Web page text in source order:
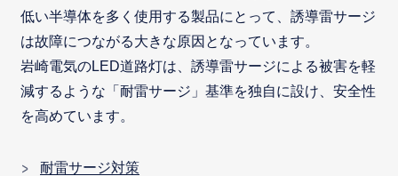
低い半導体を多く使用する製品にとって、誘導雷サージ
は故障につながる大きな原因となっています。
岩崎電気のLED道路灯は、誘導雷サージによる被害を軽
減するような「耐雷サージ」基準を独自に設け、安全性
を高めています。
耐雷サージ対策